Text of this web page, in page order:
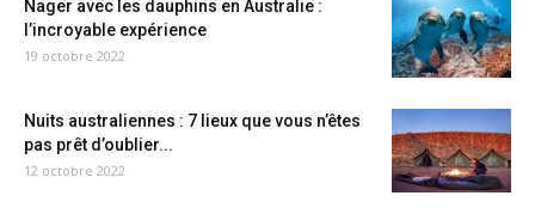
Nager avec les dauphins en Australie :
l’incroyable expérience
19 octobre 2022
Nuits australiennes : 7 lieux que vous n’êtes
pas prêt d’oublier...
12 octobre 2022